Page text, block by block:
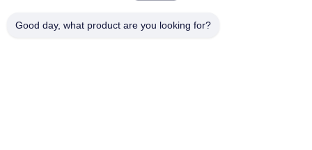
μεταλλικά μονωμένα
θωρακισμένο
Good day, what product are you looking for?